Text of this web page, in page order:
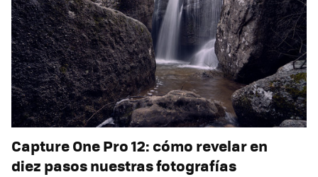
Capture One Pro 12: cómo revelar en
diez pasos nuestras fotografías